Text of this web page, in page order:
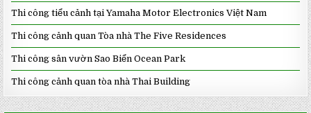
Thi công tiểu cảnh tại Yamaha Motor Electronics Việt Nam
Thi công cảnh quan Tòa nhà The Five Residences
Thi công sân vườn Sao Biển Ocean Park
Thi công cảnh quan tòa nhà Thai Building